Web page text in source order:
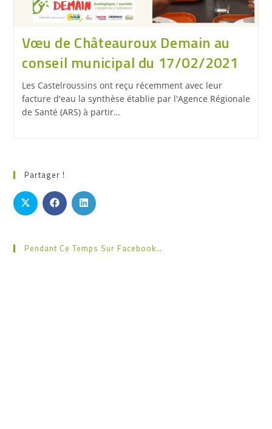
Vœu de Châteauroux Demain au
conseil municipal du 17/02/2021
Les Castelroussins ont reçu récemment avec leur
facture d'eau la synthèse établie par l'Agence Régionale
de Santé (ARS) à partir…
Partager !
Pendant Ce Temps Sur Facebook…